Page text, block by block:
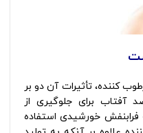
کننده، تأثیرات آن دو بر
برای جلوگیری از
خورشیدی استفاده